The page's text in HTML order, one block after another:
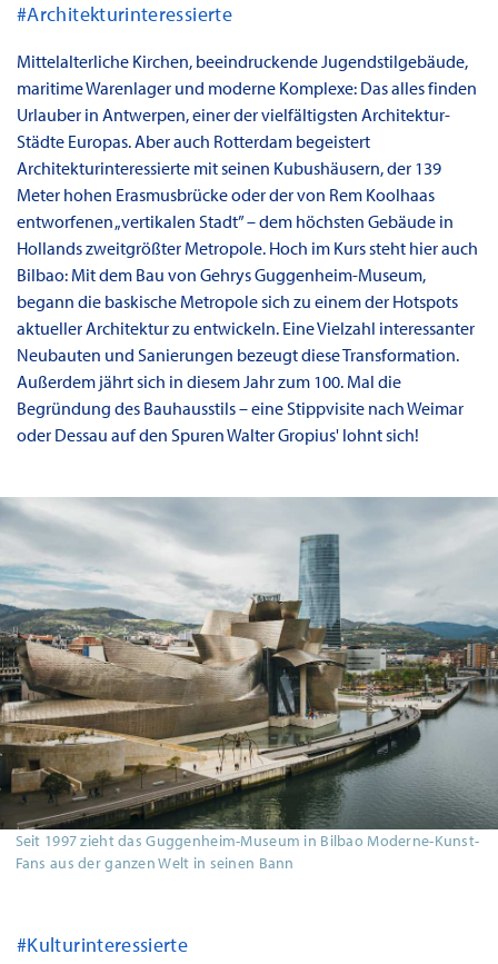
#Architekturinteressierte
Mittelalterliche Kirchen, beeindruckende Jugendstilgebäude,
maritime Warenlager und moderne Komplexe: Das alles finden
Urlauber in Antwerpen, einer der vielfältigsten Architektur-
Städte Europas. Aber auch Rotterdam begeistert
Architekturinteressierte mit seinen Kubushäusern, der 139
Meter hohen Erasmusbrücke oder der von Rem Koolhaas
entworfenen „vertikalen Stadt” – dem höchsten Gebäude in
Hollands zweitgrößter Metropole. Hoch im Kurs steht hier auch
Bilbao: Mit dem Bau von Gehrys Guggenheim-Museum,
begann die baskische Metropole sich zu einem der Hotspots
aktueller Architektur zu entwickeln. Eine Vielzahl interessanter
Neubauten und Sanierungen bezeugt diese Transformation.
Außerdem jährt sich in diesem Jahr zum 100. Mal die
Begründung des Bauhausstils – eine Stippvisite nach Weimar
oder Dessau auf den Spuren Walter Gropius' lohnt sich!
Seit 1997 zieht das Guggenheim-Museum in Bilbao Moderne-Kunst-
Fans aus der ganzen Welt in seinen Bann
#Kulturinteressierte